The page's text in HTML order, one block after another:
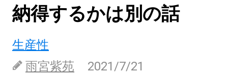
納得するかは別の話
生産性
雨宮紫苑
2021/7/21